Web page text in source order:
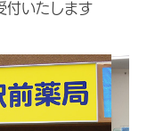
付いたします